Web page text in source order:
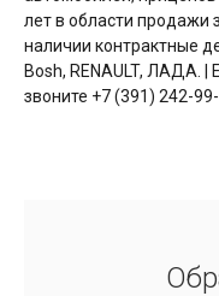
лет в области продажи
наличии контрактные
Bosh, RENAULT, ЛАДА.
звоните +7 (391) 242-